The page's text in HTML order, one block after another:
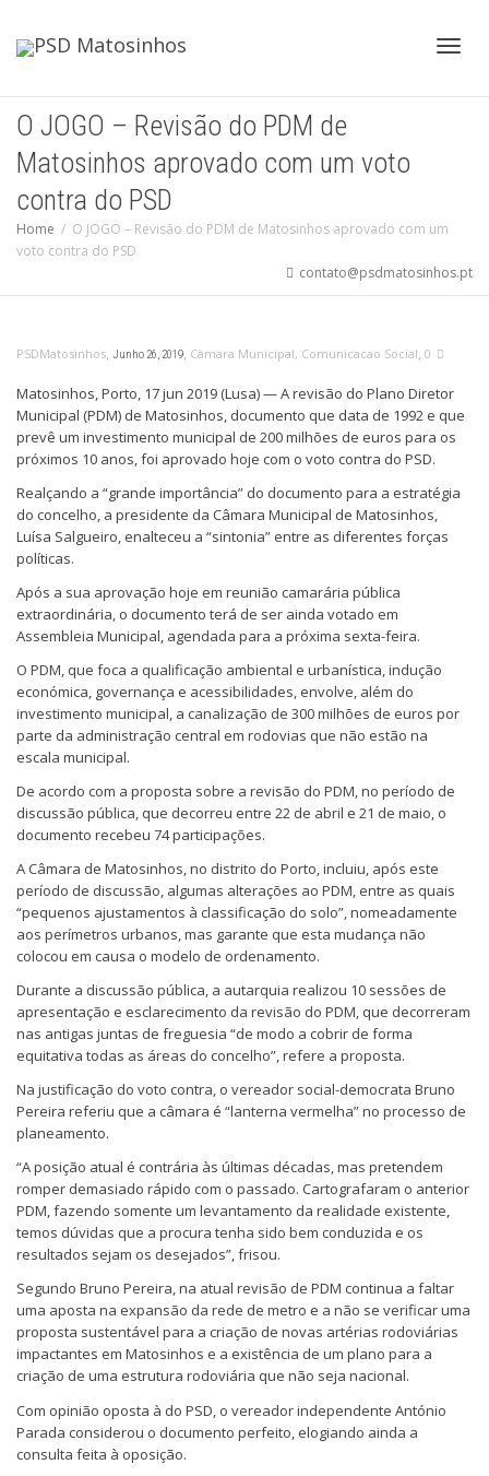
O JOGO – Revisão do PDM de
Matosinhos aprovado com um voto
contra do PSD
Home
O JOGO – Revisão do PDM de Matosinhos aprovado com um
voto contra do PSD
contato@psdmatosinhos.pt
PSDMatosinhos, Junho 26, 2019, Càmara Municipal, Comunicacao Social, 0
Matosinhos, Porto, 17 jun 2019 (Lusa) — A revisão do Plano Diretor
Municipal (PDM) de Matosinhos, documento que data de 1992 e que
prevê um investimento municipal de 200 milhões de euros para os
próximos 10 anos, foi aprovado hoje com o voto contra do PSD.
Realçando a “grande importância” do documento para a estratégia
do concelho, a presidente da Câmara Municipal de Matosinhos,
Luísa Salgueiro, enalteceu a “sintonia” entre as diferentes forças
políticas.
Após a sua aprovação hoje em reunião camarária pública
extraordinária, o documento terá de ser ainda votado em
Assembleia Municipal, agendada para a próxima sexta-feira.
O PDM, que foca a qualificação ambiental e urbanística, indução
económica, governança e acessibilidades, envolve, além do
investimento municipal, a canalização de 300 milhões de euros por
parte da administração central em rodovias que não estão na
escala municipal.
De acordo com a proposta sobre a revisão do PDM, no período de
discussão pública, que decorreu entre 22 de abril e 21 de maio, o
documento recebeu 74 participações.
A Câmara de Matosinhos, no distrito do Porto, incluiu, após este
período de discussão, algumas alterações ao PDM, entre as quais
“pequenos ajustamentos à classificação do solo”, nomeadamente
aos perímetros urbanos, mas garante que esta mudança não
colocou em causa o modelo de ordenamento.
Durante a discussão pública, a autarquia realizou 10 sessões de
apresentação e esclarecimento da revisão do PDM, que decorreram
nas antigas juntas de freguesia “de modo a cobrir de forma
equitativa todas as áreas do concelho”, refere a proposta.
Na justificação do voto contra, o vereador social-democrata Bruno
Pereira referiu que a câmara é “lanterna vermelha” no processo de
planeamento.
“A posição atual é contrária às últimas décadas, mas pretendem
romper demasiado rápido com o passado. Cartografaram o anterior
PDM, fazendo somente um levantamento da realidade existente,
temos dúvidas que a procura tenha sido bem conduzida e os
resultados sejam os desejados”, frisou.
Segundo Bruno Pereira, na atual revisão de PDM continua a faltar
uma aposta na expansão da rede de metro e a não se verificar uma
proposta sustentável para a criação de novas artérias rodoviárias
impactantes em Matosinhos e a existência de um plano para a
criação de uma estrutura rodoviária que não seja nacional.
Com opinião oposta à do PSD, o vereador independente António
Parada considerou o documento perfeito, elogiando ainda a
consulta feita à oposição.